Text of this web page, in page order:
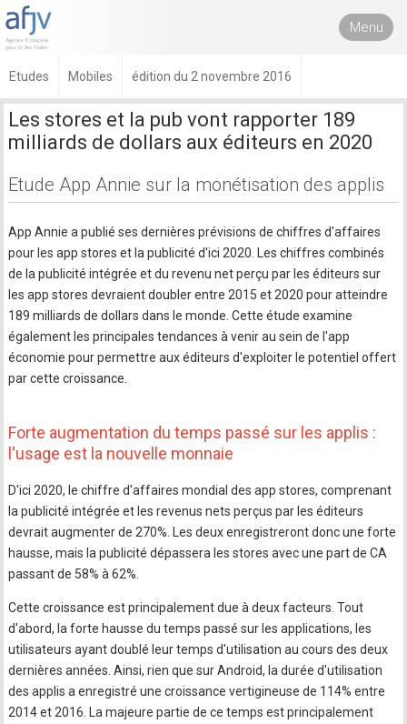
Menu
Etudes Mobiles édition du 2 novembre 2016
Les stores et la pub vont rapporter 189
milliards de dollars aux éditeurs en 2020
Etude App Annie sur la monétisation des applis
App Annie a publié ses dernières prévisions de chiffres d'affaires
pour les app stores et la publicité d'ici 2020. Les chiffres combinés
de la publicité intégrée et du revenu net perçu par les éditeurs sur
les app stores devraient doubler entre 2015 et 2020 pour atteindre
189 milliards de dollars dans le monde. Cette étude examine
également les principales tendances à venir au sein de l'app
économie pour permettre aux éditeurs d'exploiter le potentiel offert
par cette croissance.
Forte augmentation du temps passé sur les applis :
l'usage est la nouvelle monnaie
D'ici 2020, le chiffre d'affaires mondial des app stores, comprenant
la publicité intégrée et les revenus nets perçus par les éditeurs
devrait augmenter de 270%. Les deux enregistreront donc une forte
hausse, mais la publicité dépassera les stores avec une part de CA
passant de 58% à 62%.
Cette croissance est principalement due à deux facteurs. Tout
d'abord, la forte hausse du temps passé sur les applications, les
utilisateurs ayant doublé leur temps d'utilisation au cours des deux
dernières années. Ainsi, rien que sur Android, la durée d'utilisation
des applis a enregistré une croissance vertigineuse de 114% entre
2014 et 2016. La majeure partie de ce temps est principalement